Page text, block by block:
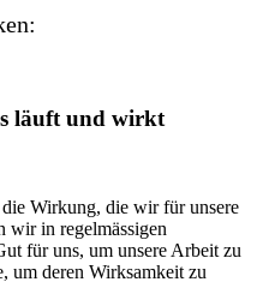
läuft und wirkt
Wirkung, die wir für unsere
wir in regelmässigen
für uns, um unsere Arbeit zu
um deren Wirksamkeit zu